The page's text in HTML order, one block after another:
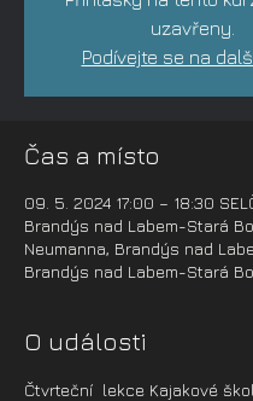
uzavřeny.
Podívejte se na
Čas a místo
09. 5. 2024 17:00 – 18:30
Brandýs nad Labem-Stará
Neumanna, Brandýs nad
Brandýs nad Labem-Stará
O události
Čtvrteční  lekce Kajakové